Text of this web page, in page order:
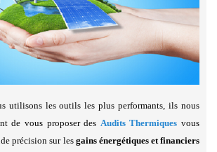
utilisons les outils les plus performants, ils nous
de vous proposer des Audits Thermiques vous
précision sur les gains énergétiques et financiers